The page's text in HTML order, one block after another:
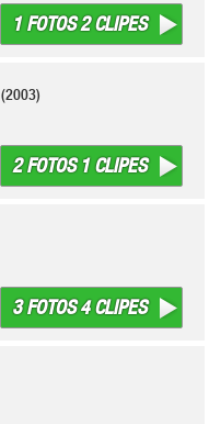
1 FOTOS 2 CLIPES
(2003)
2 FOTOS 1 CLIPES
3 FOTOS 4 CLIPES